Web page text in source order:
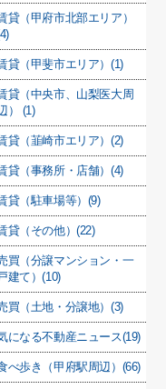
貸（甲府市北部エリア）
貸（甲斐市エリア）(1)
貸（中央市、山梨医大周
） (1)
貸（韮崎市エリア）(2)
貸（事務所・店舗）(4)
貸（駐車場等）(9)
貸（その他）(22)
買（分譲マンション・一
建て）(10)
買（土地・分譲地）(3)
になる不動産ニュース(19)
べ歩き（甲府駅周辺）(66)